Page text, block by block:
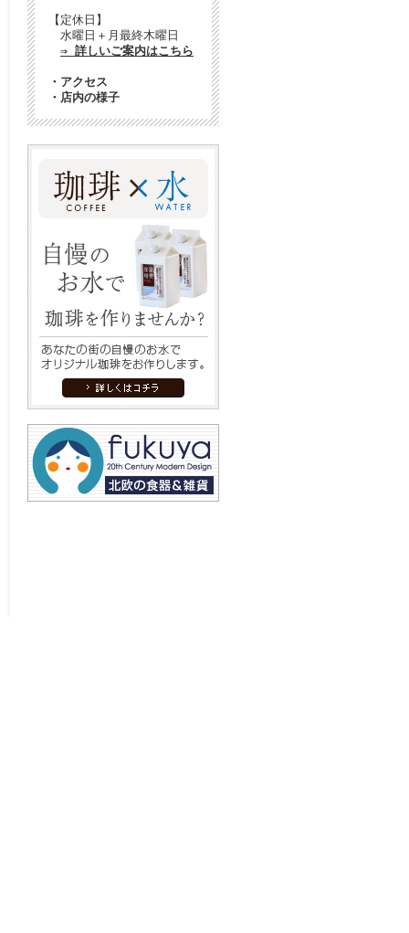
【定休日】
水曜日＋月最終木曜日
⇒ 詳しいご案内はこちら
・ アクセス
・ 店内の様子